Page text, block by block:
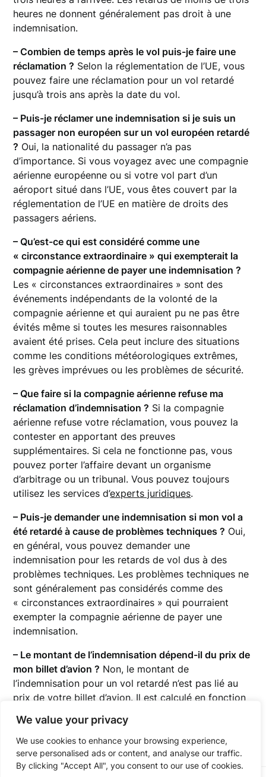
We value your privacy
We use cookies to enhance your browsing experience,
serve personalised ads or content, and analyse our traffic.
By clicking "Accept All", you consent to our use of cookies.
heures ne donnent généralement pas droit à une
indemnisation.
– Combien de temps après le vol puis-je faire une
réclamation ? Selon la réglementation de l’UE, vous
pouvez faire une réclamation pour un vol retardé
jusqu’à trois ans après la date du vol.
– Puis-je réclamer une indemnisation si je suis un
passager non européen sur un vol européen retardé
? Oui, la nationalité du passager n’a pas
d’importance. Si vous voyagez avec une compagnie
aérienne européenne ou si votre vol part d’un
aéroport situé dans l’UE, vous êtes couvert par la
réglementation de l’UE en matière de droits des
passagers aériens.
– Qu’est-ce qui est considéré comme une
« circonstance extraordinaire » qui exempterait la
compagnie aérienne de payer une indemnisation ?
Les « circonstances extraordinaires » sont des
événements indépendants de la volonté de la
compagnie aérienne et qui auraient pu ne pas être
évités même si toutes les mesures raisonnables
avaient été prises. Cela peut inclure des situations
comme les conditions météorologiques extrêmes,
les grèves imprévues ou les problèmes de sécurité.
– Que faire si la compagnie aérienne refuse ma
réclamation d’indemnisation ? Si la compagnie
aérienne refuse votre réclamation, vous pouvez la
contester en apportant des preuves
supplémentaires. Si cela ne fonctionne pas, vous
pouvez porter l’affaire devant un organisme
d’arbitrage ou un tribunal. Vous pouvez toujours
utilisez les services d’experts juridiques.
– Puis-je demander une indemnisation si mon vol a
été retardé à cause de problèmes techniques ? Oui,
en général, vous pouvez demander une
indemnisation pour les retards de vol dus à des
problèmes techniques. Les problèmes techniques ne
sont généralement pas considérés comme des
« circonstances extraordinaires » qui pourraient
exempter la compagnie aérienne de payer une
indemnisation.
– Le montant de l’indemnisation dépend-il du prix de
mon billet d’avion ? Non, le montant de
l’indemnisation pour un vol retardé n’est pas lié au
prix de votre billet d’avion. Il est calculé en fonction